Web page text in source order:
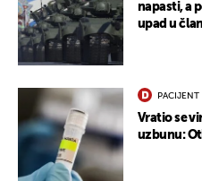
napasti, a
upad u
PACIJENT
Vratio se
uzbunu: